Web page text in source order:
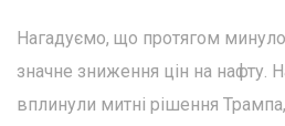
Нагадуємо, що протягом
значне зниження цін на нафту.
вплинули митні рішення